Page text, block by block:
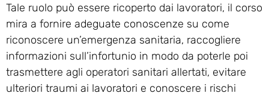
Tale ruolo può essere ricoperto dai lavoratori, il corso
mira a fornire adeguate conoscenze su come
riconoscere un’emergenza sanitaria, raccogliere
informazioni sull’infortunio in modo da poterle poi
trasmettere agli operatori sanitari allertati, evitare
ulteriori traumi ai lavoratori e conoscere i rischi